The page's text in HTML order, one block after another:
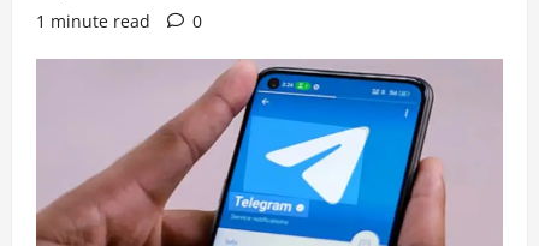
1 minute read
0